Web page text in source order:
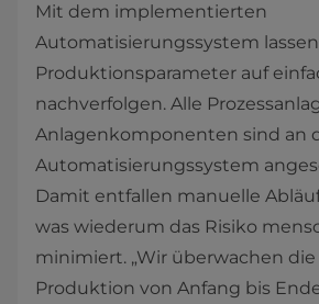
Mit dem implementierten
Automatisierungssystem
Produktionsparameter auf
nachverfolgen. Alle
Anlagenkomponenten sind an
Automatisierungssystem
Damit entfallen manuelle
was wiederum das Risiko
minimiert. „Wir überwachen
Produktion von Anfang bis